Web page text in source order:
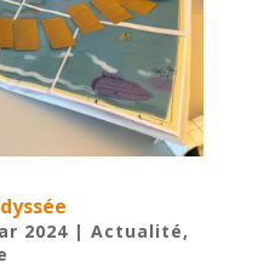
2024| Actualité,